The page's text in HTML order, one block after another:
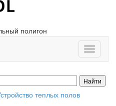
полигон
Toggle
теплых полов